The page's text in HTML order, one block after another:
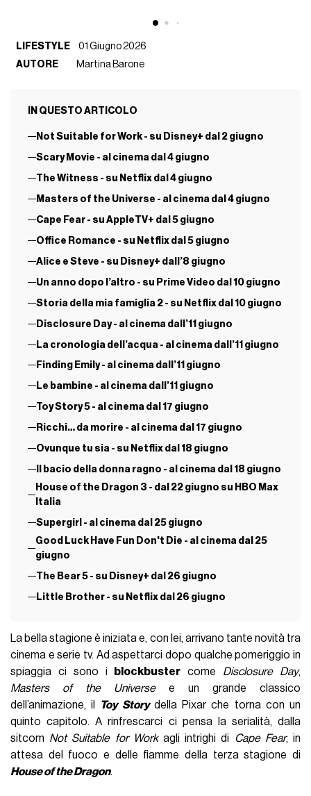
LIFESTYLE
01 Giugno 2026
AUTORE
Martina Barone
IN QUESTO ARTICOLO
Not Suitable for Work - su Disney+ dal 2 giugno
Scary Movie - al cinema dal 4 giugno
The Witness - su Netflix dal 4 giugno
Masters of the Universe - al cinema dal 4 giugno
Cape Fear - su AppleTV+ dal 5 giugno
Office Romance - su Netflix dal 5 giugno
Alice e Steve - su Disney+ dall’8 giugno
Un anno dopo l’altro - su Prime Video dal 10 giugno
Storia della mia famiglia 2 - su Netflix dal 10 giugno
Disclosure Day - al cinema dall’11 giugno
La cronologia dell’acqua - al cinema dall’11 giugno
Finding Emily - al cinema dall’11 giugno
Le bambine - al cinema dall’11 giugno
Toy Story 5 - al cinema dal 17 giugno
Ricchi… da morire - al cinema dal 17 giugno
Ovunque tu sia - su Netflix dal 18 giugno
Il bacio della donna ragno - al cinema dal 18 giugno
House of the Dragon 3 - dal 22 giugno su HBO Max
Italia
Supergirl - al cinema dal 25 giugno
Good Luck Have Fun Don't Die - al cinema dal 25
giugno
The Bear 5 - su Disney+ dal 26 giugno
Little Brother - su Netflix dal 26 giugno
La bella stagione è iniziata e, con lei, arrivano tante novità tra
cinema e serie tv. Ad aspettarci dopo qualche pomeriggio in
spiaggia ci sono i
blockbuster come Disclosure Day,
Masters of the Universee un grande classico
dell’animazione, il Toy Storydella Pixar che torna con un
quinto capitolo. A rinfrescarci ci pensa la serialità, dalla
sitcom Not Suitable for Workagli intrighi di Cape Fear, in
attesa del fuoco e delle fiamme della terza stagione di
House of the Dragon.